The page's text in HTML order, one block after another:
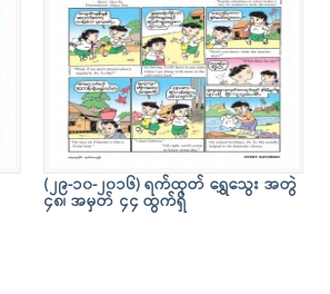
(၂၉-၁၀-၂၀၁၆) ရက်ထုတ် ရွှေသွေး အတွဲ
၄၈၊ အမှတ် ၄၄ ထွက်ရှိ